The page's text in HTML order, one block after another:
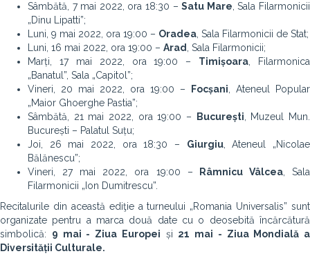
Sâmbătă, 7 mai 2022, ora 18:30 –Satu Mare , Sala Filarmonicii
„Dinu Lipatti”;
Luni, 9 mai 2022, ora 19:00 – Oradea , Sala Filarmonicii de Stat;
Luni, 16 mai 2022, ora 19:00 – Arad
, Sala Filarmonicii;
Marți, 17 mai 2022, ora 19:00 – Timișoara , Filarmonica
„Banatul”, Sala „Capitol”;
Vineri, 20 mai 2022, ora 19:00 –
Focșani , Ateneul Popular
„Maior Ghoerghe Pastia”;
Sâmbătă, 21 mai 2022, ora 19:00 –
București , Muzeul Mun.
București – Palatul Suțu;
Joi, 26 mai 2022, ora 18:30 – Giurgiu, Ateneul „Nicolae
Bălănescu”;
Vineri, 27 mai 2022, ora 19:00 – Râmnicu Vâlcea, Sala
Filarmonicii „Ion Dumitrescu”.
Recitalurile din această ediţie a turneului „Romania Universalis” sunt
organizate pentru a marca două date cu o deosebită încărcătură
simbolică: 9 mai - Ziua Europei și 21 mai - Ziua Mondială a
Diversității Culturale.